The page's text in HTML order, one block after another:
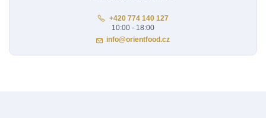
+420 774 140 127
10:00 - 18:00
info@orientfood.cz